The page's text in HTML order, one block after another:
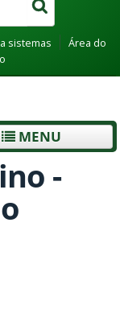
sistemas
Área do
MENU
-